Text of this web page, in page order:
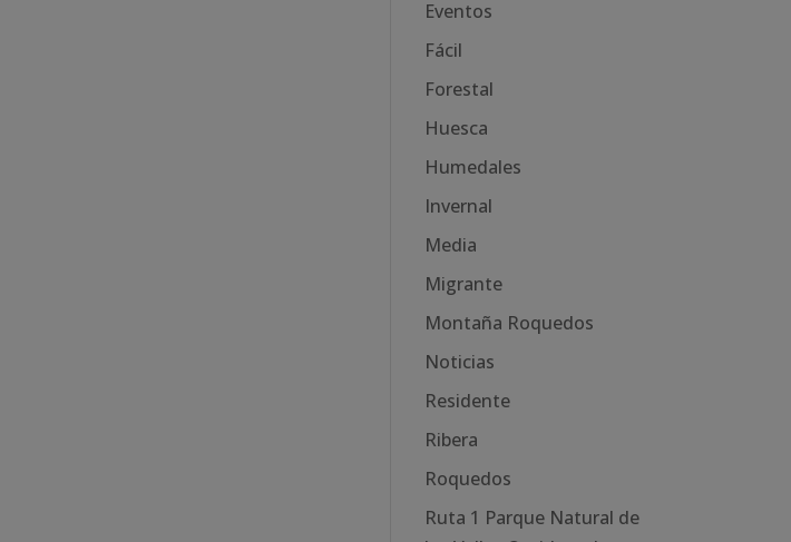
Eventos
Fácil
Forestal
Huesca
Humedales
Invernal
Media
Migrante
Montaña Roquedos
Noticias
Residente
Ribera
Roquedos
Ruta 1 Parque Natural de